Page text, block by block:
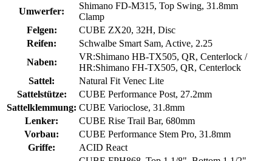
Umwerfer:
Shimano FD-M315, Top Swing, 31.8mm
Clamp
Felgen:
CUBE ZX20, 32H, Disc
Reifen:
Schwalbe Smart Sam, Active, 2.25
Naben:
VR:Shimano HB-TX505, QR, Centerlock /
HR:Shimano FH-TX505, QR, Centerlock
Sattel:
Natural Fit Venec Lite
Sattelstütze:
CUBE Performance Post, 27.2mm
Sattelklemmung: CUBE Varioclose, 31.8mm
Lenker:
CUBE Rise Trail Bar, 680mm
Vorbau:
CUBE Performance Stem Pro, 31.8mm
Griffe:
ACID React